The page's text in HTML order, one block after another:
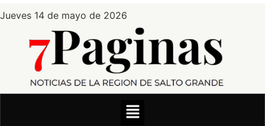
Jueves 14 de mayo de 2026